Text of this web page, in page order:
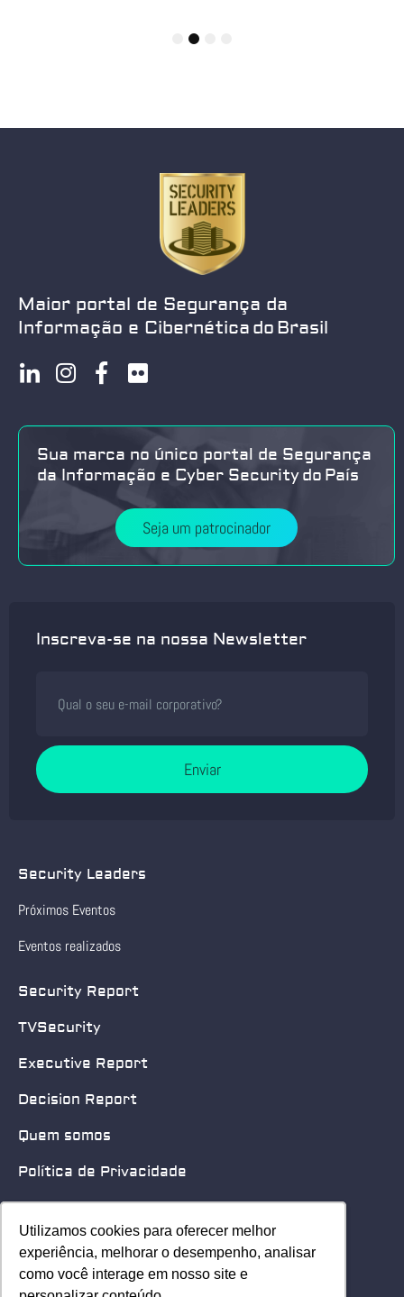
Utilizamos cookies para oferecer melhor
experiência, melhorar o desempenho, analisar
como você interage em nosso site e
Utilizamos cookies para oferecer melhor
experiência, melhorar o desempenho, analisar
como você interage em nosso site e
Maior portal de Segurança da
Informação e Cibernética do Brasil
Sua marca no único portal de Segurança
da Informação e Cyber Security do País
Seja um patrocinador
Inscreva-se na nossa Newsletter
Enviar
Security Leaders
Próximos Eventos
Eventos realizados
Security Report
TVSecurity
Executive Report
Decision Report
Quem somos
Política de Privacidade
Quero patrocinar
Contato
Home